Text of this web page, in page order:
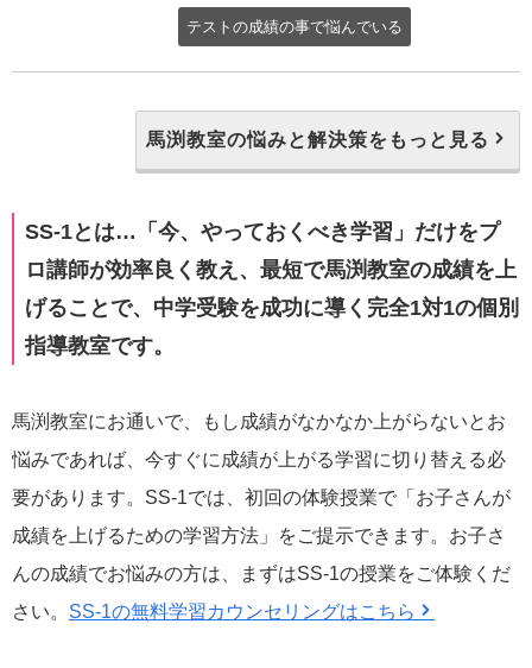
テストの成績の事で悩んでいる
馬渕教室の悩みと解決策をもっと見る
SS-1とは…「今、やっておくべき学習」だけをプ
ロ講師が効率良く教え、最短で馬渕教室の成績を上
げることで、中学受験を成功に導く完全1対1の個別
指導教室です。
馬渕教室にお通いで、もし成績がなかなか上がらないとお
悩みであれば、今すぐに成績が上がる学習に切り替える必
要があります。SS-1では、初回の体験授業で「お子さんが
成績を上げるための学習方法」をご提示できます。お子さ
んの成績でお悩みの方は、まずはSS-1の授業をご体験くだ
さい。 SS-1の無料学習カウンセリングはこちら